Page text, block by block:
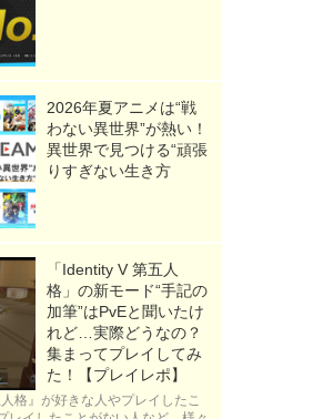
2026年夏アニメは“戦
わない異世界”が熱い！
異世界で見つける“頑張
りすぎない生き方
「Identity V 第五人
格」の新モード“手記の
加筆”はPvEと聞いたけ
れど…実際どうなの？
集まってプレイしてみ
た！【プレイレポ】
人格』が好きな人やプレイしたこ